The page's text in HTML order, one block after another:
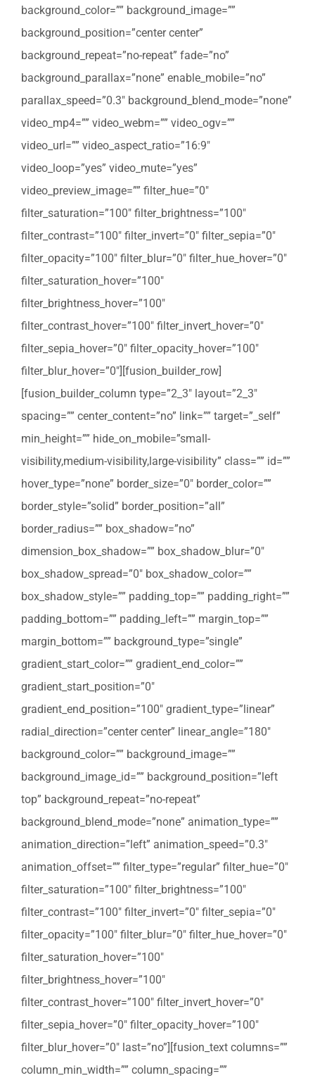
background_color=”” background_image=””
background_position=”center center”
background_repeat=”no-repeat” fade=”no”
background_parallax=”none” enable_mobile=”no”
parallax_speed=”0.3″ background_blend_mode=”none”
video_mp4=”” video_webm=”” video_ogv=””
video_url=”” video_aspect_ratio=”16:9″
video_loop=”yes” video_mute=”yes”
video_preview_image=”” filter_hue=”0″
filter_saturation=”100″ filter_brightness=”100″
filter_contrast=”100″ filter_invert=”0″ filter_sepia=”0″
filter_opacity=”100″ filter_blur=”0″ filter_hue_hover=”0″
filter_saturation_hover=”100″
filter_brightness_hover=”100″
filter_contrast_hover=”100″ filter_invert_hover=”0″
filter_sepia_hover=”0″ filter_opacity_hover=”100″
filter_blur_hover=”0″][fusion_builder_row]
[fusion_builder_column type=”2_3″ layout=”2_3″
spacing=”” center_content=”no” link=”” target=”_self”
min_height=”” hide_on_mobile=”small-
visibility,medium-visibility,large-visibility” class=”” id=””
hover_type=”none” border_size=”0″ border_color=””
border_style=”solid” border_position=”all”
border_radius=”” box_shadow=”no”
dimension_box_shadow=”” box_shadow_blur=”0″
box_shadow_spread=”0″ box_shadow_color=””
box_shadow_style=”” padding_top=”” padding_right=””
padding_bottom=”” padding_left=”” margin_top=””
margin_bottom=”” background_type=”single”
gradient_start_color=”” gradient_end_color=””
gradient_start_position=”0″
gradient_end_position=”100″ gradient_type=”linear”
radial_direction=”center center” linear_angle=”180″
background_color=”” background_image=””
background_image_id=”” background_position=”left
top” background_repeat=”no-repeat”
background_blend_mode=”none” animation_type=””
animation_direction=”left” animation_speed=”0.3″
animation_offset=”” filter_type=”regular” filter_hue=”0″
filter_saturation=”100″ filter_brightness=”100″
filter_contrast=”100″ filter_invert=”0″ filter_sepia=”0″
filter_opacity=”100″ filter_blur=”0″ filter_hue_hover=”0″
filter_saturation_hover=”100″
filter_brightness_hover=”100″
filter_contrast_hover=”100″ filter_invert_hover=”0″
filter_sepia_hover=”0″ filter_opacity_hover=”100″
filter_blur_hover=”0″ last=”no”][fusion_text columns=””
column_min_width=”” column_spacing=””